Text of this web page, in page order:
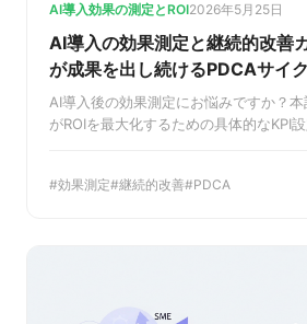
AI導入効果の測定とROI2026年5月25日
AI導入の効果測定と継続的改善
が成果を出し続けるPDCAサイ
AI導入後の効果測定にお悩みですか？
がROIを最大化するための具体的なKPI
効果測定 継続的改善 PDCA